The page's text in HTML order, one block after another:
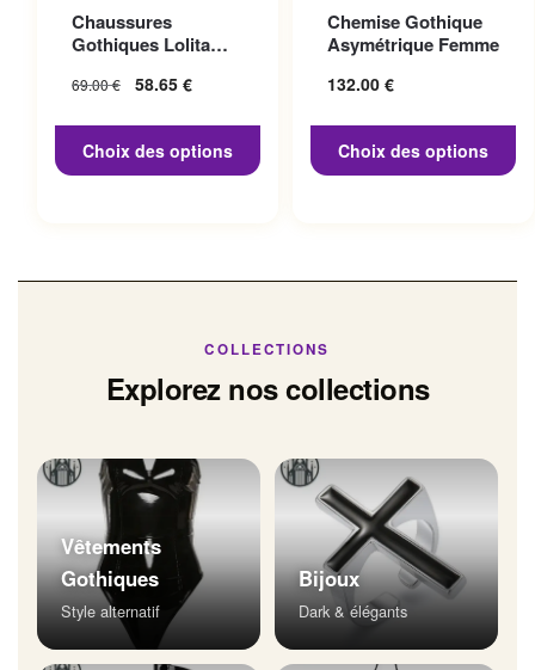
Chaussures
Gothiques Lolita
69.00€
Le prix initial
58.65 €
58.65 €.
Choix des options
variations. Les options
peuvent être choisies sur la
page du produit
Chemise Gothique
Asymétrique Femme
132.00 €
Choix des options
variations. Les options
peuvent être choisies sur la
page du produit
COLLECTIONS
Explorez nos collections
Vêtements
Gothiques
Style alternatif
Bijoux
Dark & élégants